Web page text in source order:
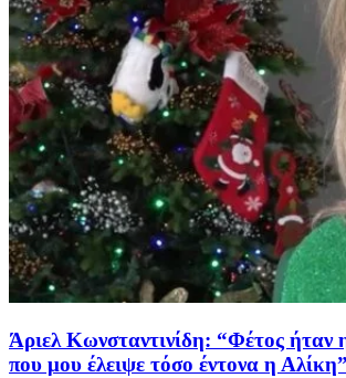
Άριελ Κωνσταντινίδη: “Φέτος ήταν
που μου έλειψε τόσο έντονα η Αλίκη”